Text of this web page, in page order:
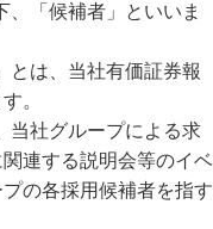
、「候補者」といいま
とは、当社有価証券報
。
当社グループによる求
連する説明会等のイベ
の各採用候補者を指す